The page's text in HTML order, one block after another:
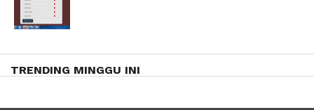
TRENDING MINGGU INI